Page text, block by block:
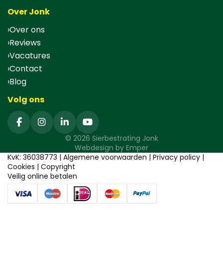
Over Jonk
Over ons
Reviews
Vacatures
Contact
Blog
Volg ons
© 2026 Sierbestrating Jonk
Webdesign by Emper
KvK: 36038773 | Algemene voorwaarden | Privacy policy |
Cookies | Copyright
Veilig online betalen